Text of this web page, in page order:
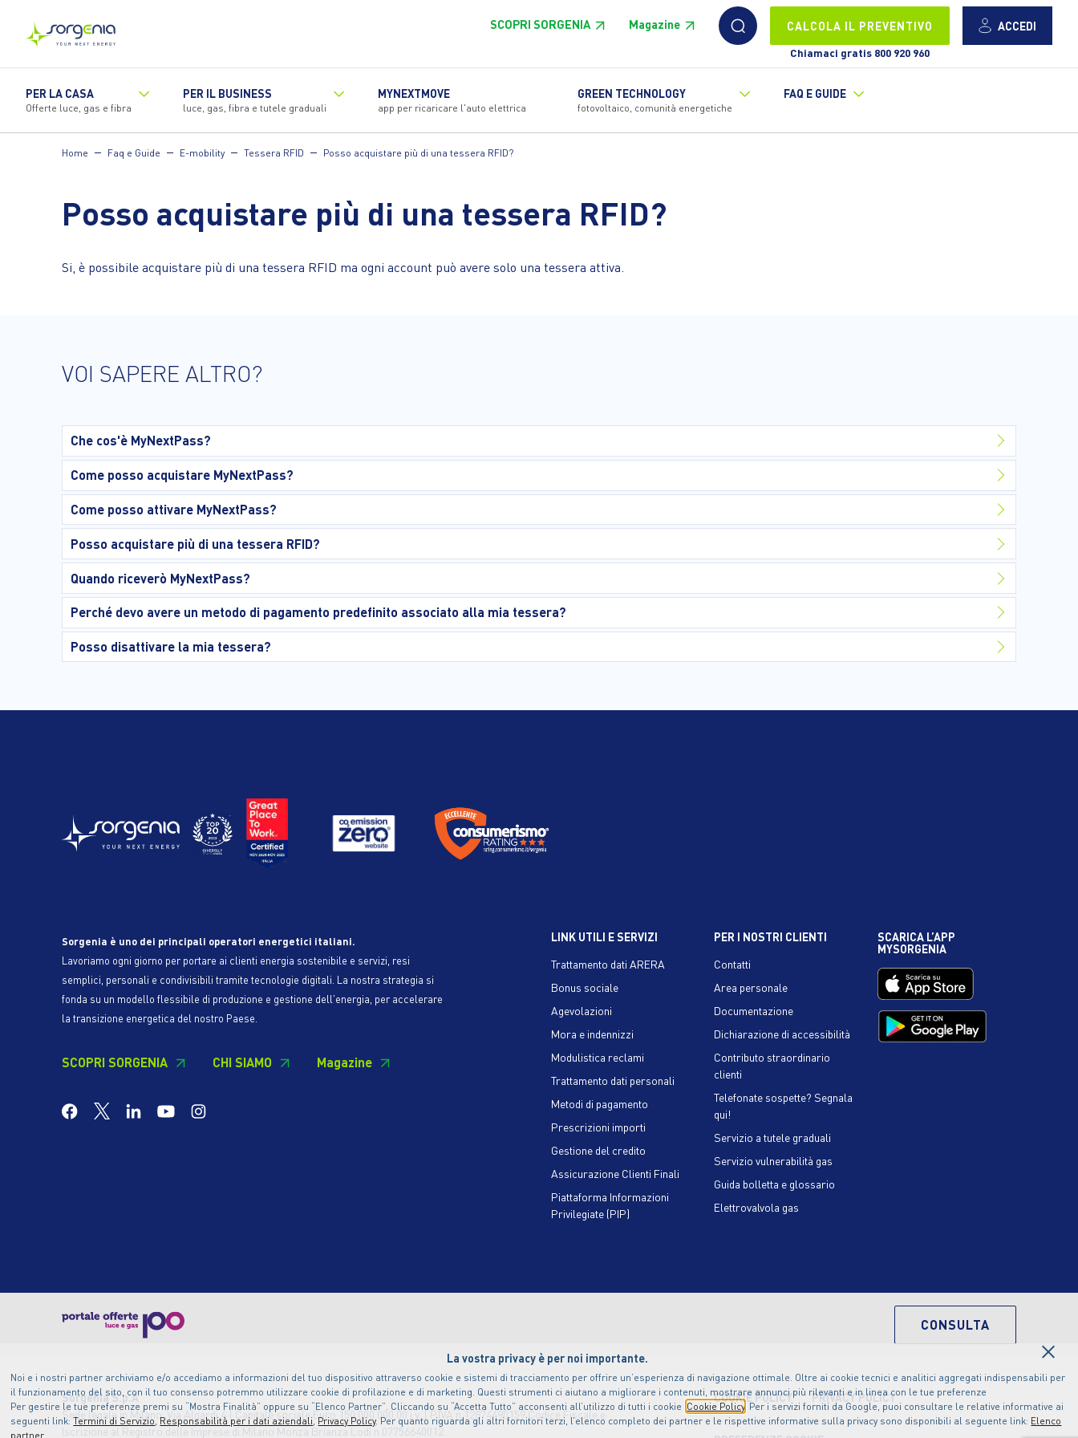
La vostra privacy è per noi importante.
Noi e i nostri partner archiviamo e/o accediamo a informazioni del tuo dispositivo attraverso cookie e sistemi di tracciamento per offrire un’esperienza di navigazione ottimale. Oltre ai cookie tecnici e analitici aggregati indispensabili per
il funzionamento del sito, con il tuo consenso potremmo utilizzare cookie di profilazione e di marketing. Questi strumenti ci aiutano a migliorare i contenuti, mostrare annunci più rilevanti e in linea con le tue preferenze
Per gestire le tue preferenze premi su “Mostra Finalità” oppure su “Elenco Partner”. Cliccando su “Accetta Tutto” acconsenti all’utilizzo di tutti i cookie Cookie Policy . Per i servizi forniti da Google, puoi consultare le relative informative ai
seguenti link:Termini di Servizio, Responsabilità per i dati aziendali, Privacy Policy. Per quanto riguarda gli altri fornitori terzi, l’elenco completo dei partner e le rispettive informative sulla privacy sono disponibili al seguente link: Elenco
partner
×
contenuto
principale
SCOPRI SORGENIA Magazine CALCOLA IL PREVENTIVO
Chiamaci gratis 800 920 960
ACCEDI
PER LA CASA
Offerte luce, gas e fibra
PER IL BUSINESS
luce, gas, fibra e tutele graduali
MYNEXTMOVE
app per ricaricare l'auto elettrica
GREEN TECHNOLOGY
fotovoltaico, comunità energetiche
FAQ E GUIDE
Home Faq e Guide E-mobility Tessera RFID Posso acquistare più di una tessera RFID?
Posso acquistare più di una tessera RFID?
Si, è possibile acquistare più di una tessera RFID ma ogni account può avere solo una tessera attiva.
VOI SAPERE ALTRO?
Che cos'è MyNextPass?
Come posso acquistare MyNextPass?
Come posso attivare MyNextPass?
Posso acquistare più di una tessera RFID?
Quando riceverò MyNextPass?
Perché devo avere un metodo di pagamento predefinito associato alla mia tessera?
Posso disattivare la mia tessera?
Sorgenia è uno dei principali operatori energetici italiani.
Lavoriamo ogni giorno per portare ai clienti energia sostenibile e servizi, resi
semplici, personali e condivisibili tramite tecnologie digitali. La nostra strategia si
fonda su un modello flessibile di produzione e gestione dell'energia, per accelerare
la transizione energetica del nostro Paese.
SCOPRI SORGENIA CHI SIAMO Magazine
LINK UTILI E SERVIZI
Trattamento dati ARERA
Bonus sociale
Agevolazioni
Mora e indennizzi
Modulistica reclami
Trattamento dati personali
Metodi di pagamento
Prescrizioni importi
Gestione del credito
Assicurazione Clienti Finali
Piattaforma Informazioni
Privilegiate (PIP)
PER I NOSTRI CLIENTI
Contatti
Area personale
Documentazione
Dichiarazione di accessibilità
Contributo straordinario
clienti
Telefonate sospette? Segnala
qui!
Servizio a tutele graduali
Servizio vulnerabilità gas
Guida bolletta e glossario
Elettrovalvola gas
SCARICA L’APP
MYSORGENIA
CONSULTA
Sorgenia S.p.A
Sede legale in Milano, Via Algardi 4 | Capitale sociale Euro 150.000.000,00 i.v. | P.IVA n.12874490159 Codice Fiscale e
Iscrizione al Registro delle Imprese di Milano Monza Brianza Lodi n.07756640012
COOKIE POLICY PRIVACY POLICY